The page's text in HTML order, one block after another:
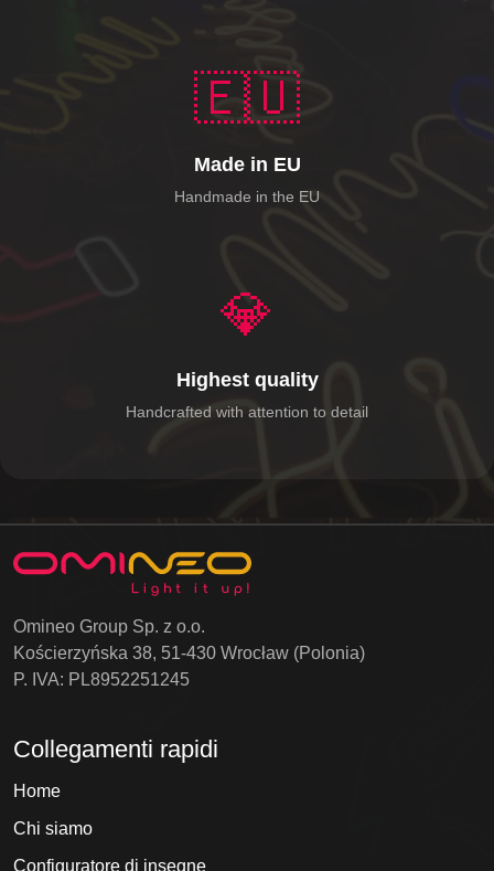
🇪🇺
Made in EU
Handmade in the EU
💎
Highest quality
Handcrafted with attention to detail
Omineo Group Sp. z o.o.
Kościerzyńska 38, 51-430 Wrocław (Polonia)
P. IVA: PL8952251245
Collegamenti rapidi
Home
Chi siamo
Configuratore di insegne